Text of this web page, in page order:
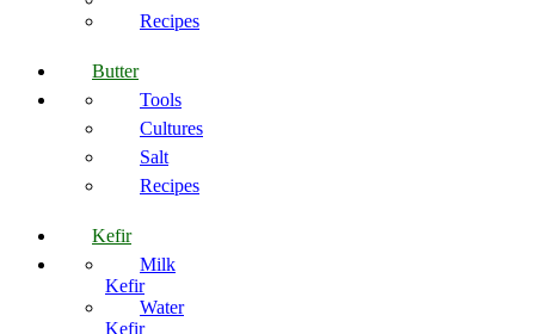
Recipes
Butter
Tools
Cultures
Salt
Recipes
Kefir
Milk
Kefir
Water
Kefir